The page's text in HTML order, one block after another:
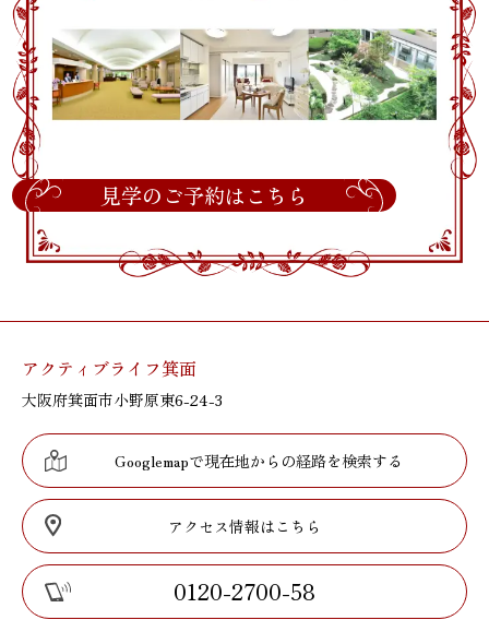
見学のご予約はこちら
アクティブライフ箕面
大阪府箕面市小野原東6-24-3
Googlemapで現在地からの経路を検索する
アクセス情報はこちら
0120-2700-58